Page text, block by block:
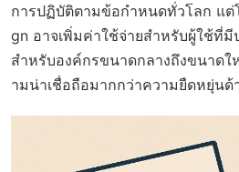
การปฏิบัติตามข้อกำหนดทั่วโลก แต่
gn อาจเพิ่มค่าใช้จ่ายสำหรับผู้ใช้ที่
สำหรับองค์กรขนาดกลางถึงขนาด
ามน่าเชื่อถือมากกว่าความยืดหยุ่นด้